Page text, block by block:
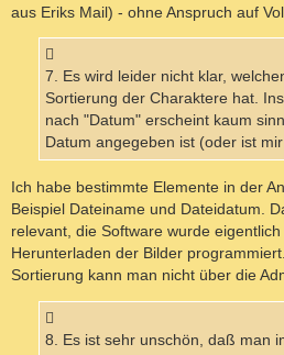
aus Eriks Mail) - ohne Anspruch auf
7. Es wird leider nicht klar,
Sortierung der Charaktere hat.
nach "Datum" erscheint kaum
Datum angegeben ist (oder ist
Ich habe bestimmte Elemente in der
Beispiel Dateiname und Dateidatum.
relevant, die Software wurde
Herunterladen der Bilder
Sortierung kann man nicht über die
8. Es ist sehr unschön, daß man